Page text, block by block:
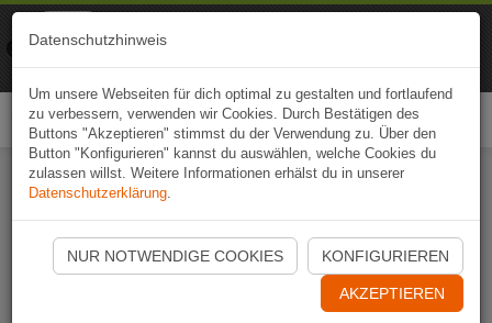
Naviki App jetzt öffnen
Datenschutzhinweis
Um unsere Webseiten für dich optimal zu gestalten und fortlaufend
zu verbessern, verwenden wir Cookies. Durch Bestätigen des
Buttons "Akzeptieren" stimmst du der Verwendung zu. Über den
Button "Konfigurieren" kannst du auswählen, welche Cookies du
zulassen willst. Weitere Informationen erhälst du in unserer
Datenschutzerklärung.
NUR NOTWENDIGE COOKIES KONFIGURIEREN
AKZEPTIEREN
Naviki